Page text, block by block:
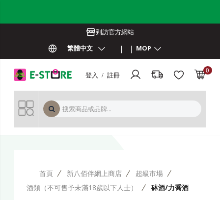
到訪官方網站
繁體中文
MOP
登入 / 註冊
0
首頁 新八佰伴網上商店
超級市場
酒類（不可售予未滿18歲以下人士）
砵酒/力喬酒